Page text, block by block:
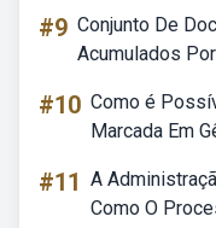
#9 Conjunto De
Acumulados
#10 Como é
Marcada Em
#11 A
Como O